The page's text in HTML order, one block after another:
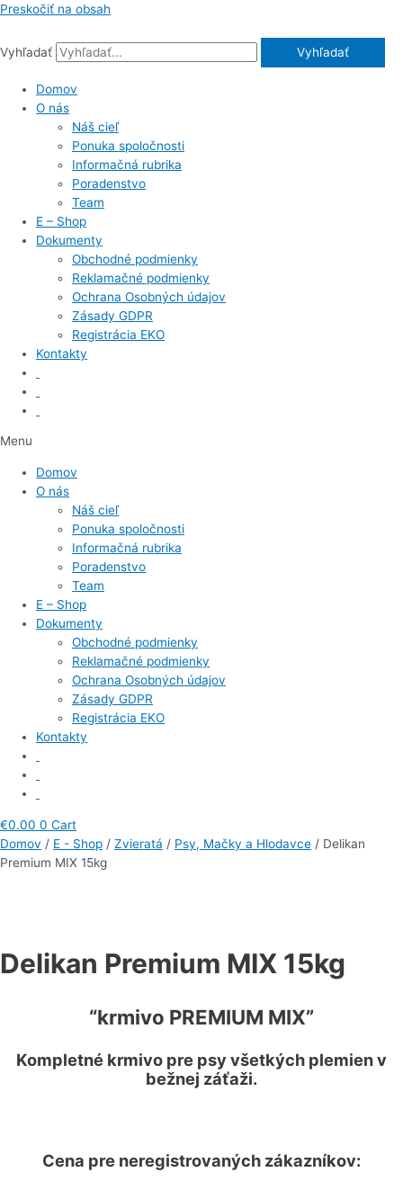
Preskočiť na obsah
Vyhľadať Vyhľadať
Domov
O nás
Náš cieľ
Ponuka spoločnosti
Informačná rubrika
Poradenstvo
Team
E – Shop
Dokumenty
Obchodné podmienky
Reklamačné podmienky
Ochrana Osobných údajov
Zásady GDPR
Registrácia EKO
Kontakty
Menu
Domov
O nás
Náš cieľ
Ponuka spoločnosti
Informačná rubrika
Poradenstvo
Team
E – Shop
Dokumenty
Obchodné podmienky
Reklamačné podmienky
Ochrana Osobných údajov
Zásady GDPR
Registrácia EKO
Kontakty
€0.00 0 Cart
Domov / E - Shop / Zvieratá / Psy, Mačky a Hlodavce / Delikan
Premium MIX 15kg
Delikan Premium MIX 15kg
“krmivo PREMIUM MIX”
Kompletné krmivo pre psy všetkých plemien v
bežnej záťaži.
Cena pre neregistrovaných zákazníkov: